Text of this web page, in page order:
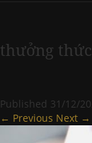
thưởng
Published 31/12/
← Previous Next →